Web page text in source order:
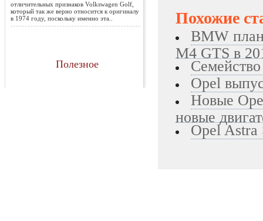
отличительных признаков Volkswagen Golf,
который так же верно относится к оригиналу
в 1974 году, поскольку именно эта..
Полезное
Похожие
BMW
M4 GTS в
Opel
Новые
новые
Opel Astra